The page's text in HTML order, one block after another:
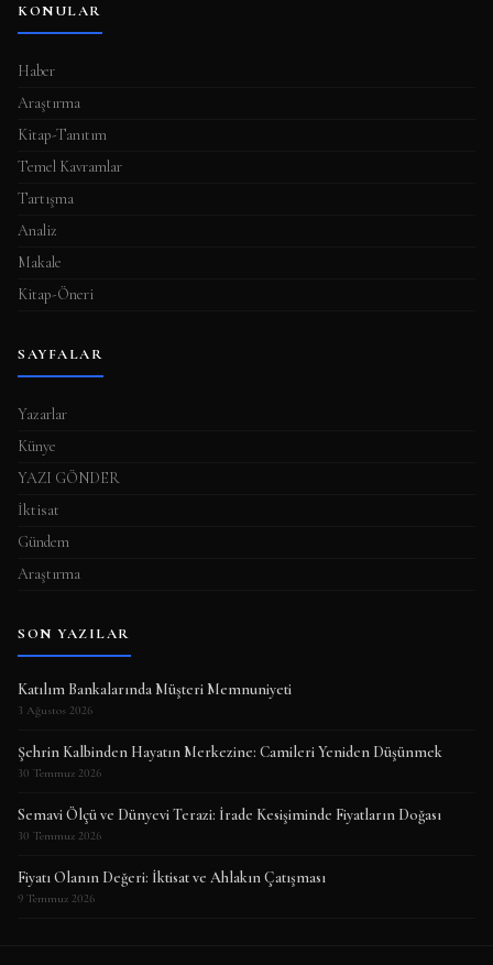
KONULAR
Haber
Araştırma
Kitap-Tanıtım
Temel Kavramlar
Tartışma
Analiz
Makale
Kitap-Öneri
SAYFALAR
Yazarlar
Künye
YAZI GÖNDER
İktisat
Gündem
Araştırma
SON YAZILAR
Katılım Bankalarında Müşteri Memnuniyeti
3 Ağustos 2026
Şehrin Kalbinden Hayatın Merkezine: Camileri Yeniden Düşünmek
30 Temmuz 2026
Semavi Ölçü ve Dünyevi Terazi: İrade Kesişiminde Fiyatların Doğası
30 Temmuz 2026
Fiyatı Olanın Değeri: İktisat ve Ahlakın Çatışması
9 Temmuz 2026